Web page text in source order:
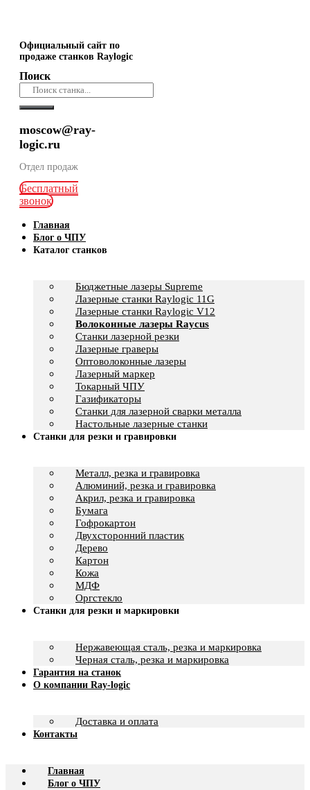
Официальный сайт по
продаже станков Raylogic
Поиск
moscow@ray-
logic.ru
Отдел продаж
Бесплатный
звонок
Главная
Блог о ЧПУ
Каталог станков
Бюджетные лазеры Supreme
Лазерные станки Raylogic 11G
Лазерные станки Raylogic V12
Волоконные лазеры Raycus
Станки лазерной резки
Лазерные граверы
Оптоволоконные лазеры
Лазерный маркер
Токарный ЧПУ
Газификаторы
Cтанки для лазерной сварки металла
Настольные лазерные станки
Станки для резки и гравировки
Металл, резка и гравировка
Алюминий, резка и гравировка
Акрил, резка и гравировка
Бумага
Гофрокартон
Двухсторонний пластик
Дерево
Картон
Кожа
МДФ
Оргстекло
Станки для резки и маркировки
Нержавеющая сталь, резка и маркировка
Черная сталь, резка и маркировка
Гарантия на станок
О компании Ray-logic
Доставка и оплата
Контакты
Главная
Блог о ЧПУ